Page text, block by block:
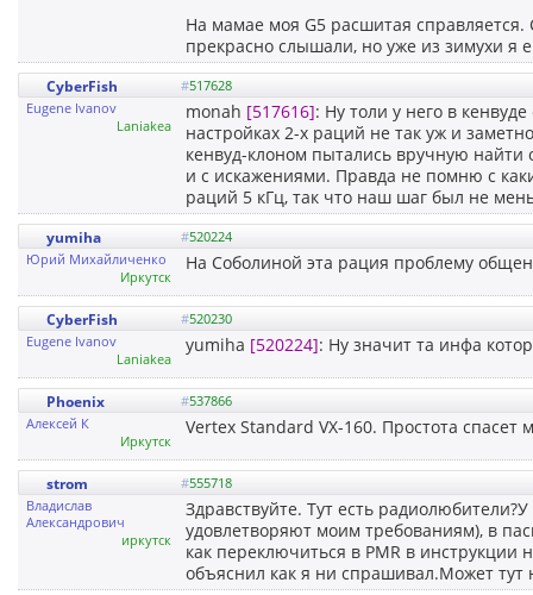
На мамае моя G5 расшитая справляется.
прекрасно слышали, но уже из зимухи я
CyberFish #517628
Eugene Ivanov
Laniakea
monah [517616]: Ну толи у него в
настройках 2-х раций не так уж и
кенвуд-клоном пытались вручную найти
и с искажениями. Правда не помню с
раций 5 кГц, так что наш шаг был не
yumiha #520224
Юрий Михайличенко
Иркутск
На Соболиной эта рация проблему
CyberFish #520230
Eugene Ivanov
Laniakea
yumiha [520224]: Ну значит та инфа
Phoenix #537866
Алексей К
Иркутск
Vertex Standard VX-160. Простота спасет
strom #555718
Владислав
Александрович
иркутск
Здравствуйте. Тут есть
удовлетворяют моим требованиям), в
как переключиться в PMR в инструкции
объяснил как я ни спрашивал.Может тут